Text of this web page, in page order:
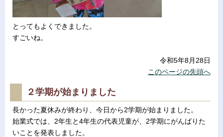
とってもよくできました。
すごいね。
令和5年8月28日
このページの先頭へ
２学期が始まりました
長かった夏休みが終わり、今日から2学期が始まりました。
始業式では、2年生と4年生の代表児童が、2学期にがんばりた
いことを発表しました。